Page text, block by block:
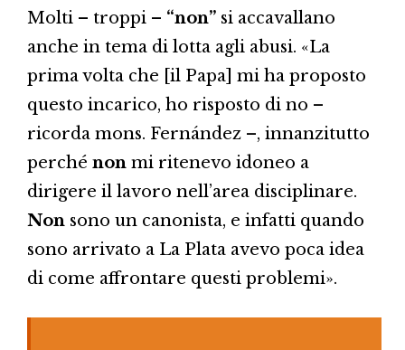
Molti – troppi – “non” si accavallano
anche in tema di lotta agli abusi. «La
prima volta che [il Papa] mi ha proposto
questo incarico, ho risposto di no –
ricorda mons. Fernández –, innanzitutto
perché non mi ritenevo idoneo a
dirigere il lavoro nell’area disciplinare.
Non sono un canonista, e infatti quando
sono arrivato a La Plata avevo poca idea
di come affrontare questi problemi».